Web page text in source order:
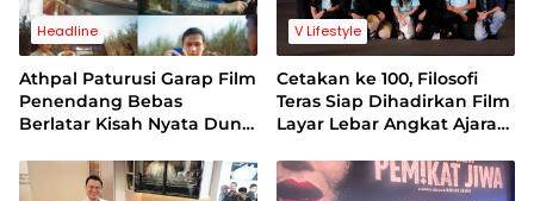
Headline
Athpal Paturusi Garap Film
Penendang Bebas
Berlatar Kisah Nyata Dunia
V Lifestyle
Cetakan ke 100, Filosofi
Teras Siap Dihadirkan Film
Layar Lebar Angkat Ajaran